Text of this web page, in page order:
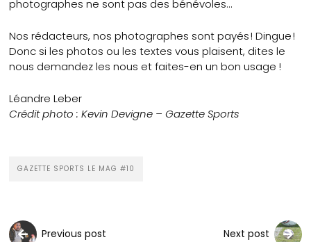
photographes ne sont pas des bénévoles…
Nos rédacteurs, nos photographes sont payés ! Dingue !
Donc si les photos ou les textes vous plaisent, dites le
nous demandez les nous et faites-en un bon usage !
Léandre Leber
Crédit photo : Kevin Devigne – Gazette Sports
GAZETTE SPORTS LE MAG #10
Previous post Next post